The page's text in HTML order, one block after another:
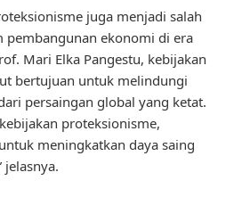
juga menjadi salah
pembangunan ekonomi di era
Mari Elka Pangestu, kebijakan
bertujuan untuk melindungi
persaingan global yang ketat.
proteksionisme,
meningkatkan daya saing
jelasnya.